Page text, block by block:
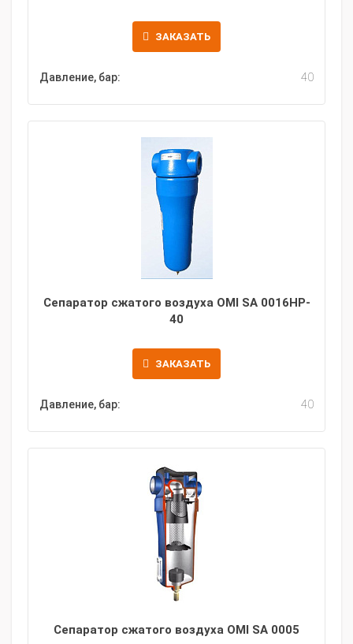
ЗАКАЗАТЬ
Давление, бар: 40
Сепаратор сжатого воздуха OMI SA 0016HP-
40
ЗАКАЗАТЬ
Давление, бар: 40
Сепаратор сжатого воздуха OMI SA 0005